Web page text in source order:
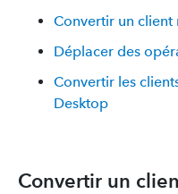
Convertir un
Déplacer des
Convertir les
Desktop
Convertir un